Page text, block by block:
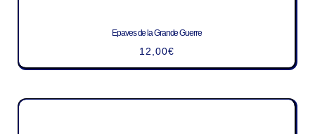
Epaves de la Grande Guerre
12,00€